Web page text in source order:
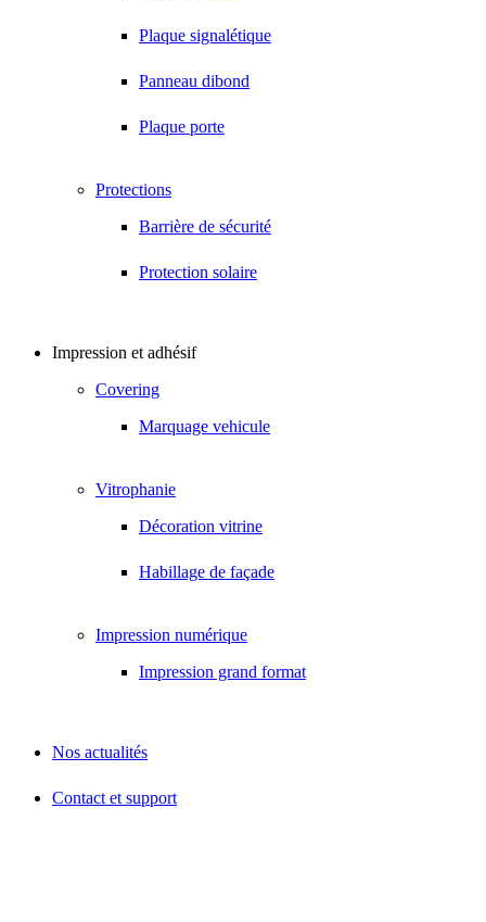
Plaque signalétique
Panneau dibond
Plaque porte
Protections
Barrière de sécurité
Protection solaire
Impression et adhésif
Covering
Marquage vehicule
Vitrophanie
Décoration vitrine
Habillage de façade
Impression numérique
Impression grand format
Nos actualités
Contact et support